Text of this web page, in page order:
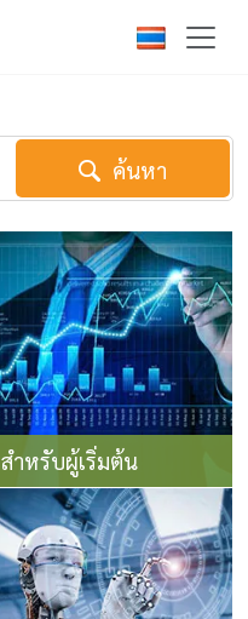
ค้นหา
สำหรับผู้เริ่มต้น